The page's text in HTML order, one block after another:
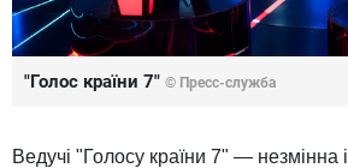
"Голос країни 7" © Пресс-служба
Ведучі "Голосу країни 7" — незмінна